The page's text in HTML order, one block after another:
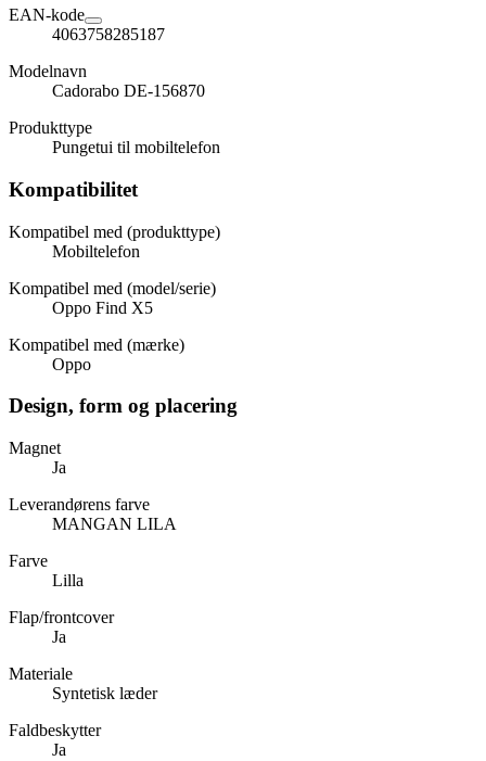
EAN-kode
4063758285187
Modelnavn
Cadorabo DE-156870
Produkttype
Pungetui til mobiltelefon
Kompatibilitet
Kompatibel med (produkttype)
Mobiltelefon
Kompatibel med (model/serie)
Oppo Find X5
Kompatibel med (mærke)
Oppo
Design, form og placering
Magnet
Ja
Leverandørens farve
MANGAN LILA
Farve
Lilla
Flap/frontcover
Ja
Materiale
Syntetisk læder
Faldbeskytter
Ja